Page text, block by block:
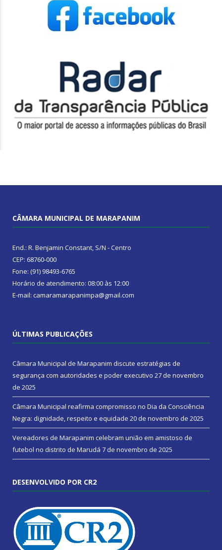
CÂMARA MUNICIPAL DE MARAPANIM
End.: R. Benjamin Constant, S/N - Centro
CEP: 68760-000
Fone: (91) 98493-6765
Horário de atendimento: 08:00 às 12:00
E-mail: camaramarapanimpa@gmail.com
ÚLTIMAS PUBLICAÇÕES
Câmara Municipal de Marapanim discute estratégias de
segurança com autoridades e poder executivo 27 de novembro
de 2025
Câmara Municipal reafirma compromisso no Dia da Consciência
Negra: dignidade, respeito e equidade 20 de novembro de 2025
Vereadores de Marapanim celebram união em amistoso de
futebol no distrito de Marudá 7 de novembro de 2025
DESENVOLVIDO POR CR2